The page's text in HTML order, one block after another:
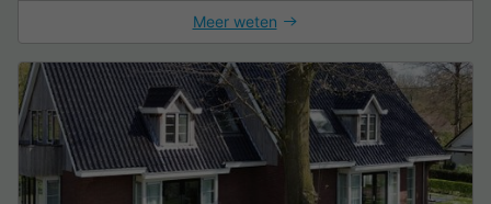
Meer weten